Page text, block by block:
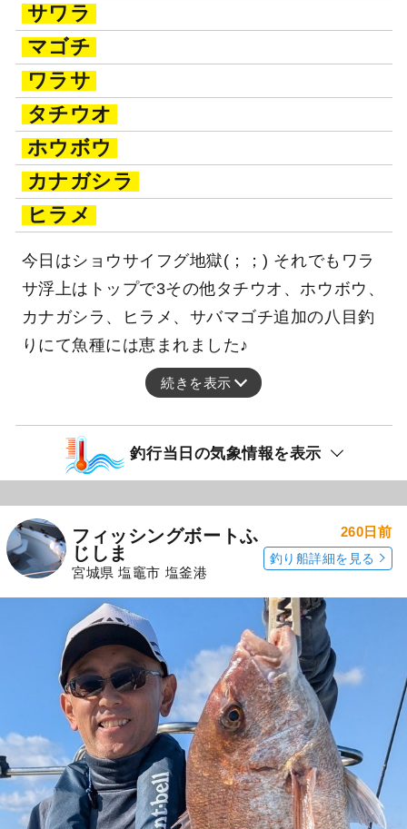
サワラ
マゴチ
ワラサ
タチウオ
ホウボウ
カナガシラ
ヒラメ
今日はショウサイフグ地獄(；；) それでもワラ
サ浮上はトップで3その他タチウオ、ホウボウ、
カナガシラ、ヒラメ、サバマゴチ追加の八目釣
りにて魚種には恵まれました♪
続きを表示
釣行当日の気象情報を表示
フィッシングボートふ
じしま
宮城県 塩竈市 塩釜港
260日前
釣り船詳細を見る